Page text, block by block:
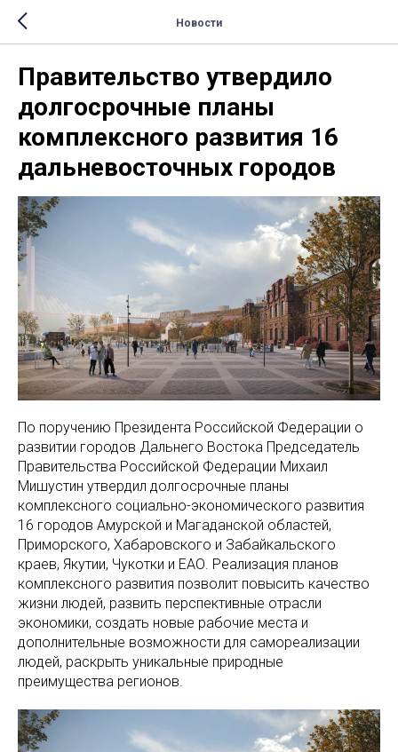
Новости
Правительство утвердило
долгосрочные планы
комплексного развития 16
дальневосточных городов
По поручению Президента Российской Федерации о
развитии городов Дальнего Востока Председатель
Правительства Российской Федерации Михаил
Мишустин утвердил долгосрочные планы
комплексного социально-экономического развития
16 городов Амурской и Магаданской областей,
Приморского, Хабаровского и Забайкальского
краев, Якутии, Чукотки и ЕАО. Реализация планов
комплексного развития позволит повысить качество
жизни людей, развить перспективные отрасли
экономики, создать новые рабочие места и
дополнительные возможности для самореализации
людей, раскрыть уникальные природные
преимущества регионов.